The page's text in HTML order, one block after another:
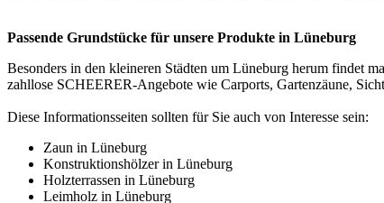
Passende Grundstücke für unsere Produkte in Lüneburg
Besonders in den kleineren Städten um Lüneburg herum findet
zahllose SCHEERER-Angebote wie Carports, Gartenzäune,
Diese Informationsseiten sollten für Sie auch von Interesse sein:
Zaun in Lüneburg
Konstruktionshölzer in Lüneburg
Holzterrassen in Lüneburg
Leimholz in Lüneburg